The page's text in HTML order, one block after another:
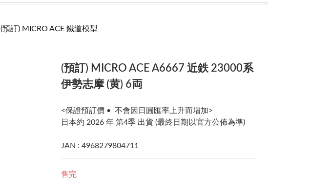
(預訂) MICRO ACE 鐵道模型
(預訂) MICRO ACE A6667 近鉄 23000系
伊勢志摩 (黄) 6両
<保證預訂價 •  不會因日圓匯率上升而增加>
日本約 2026 年 第4季 出貨 (最終日期以官方公佈為準)
JAN : 4968279804711
售完